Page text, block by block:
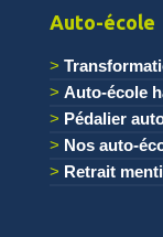
Auto-école
Auto-école
Pédalier
Nos auto-
Retrait